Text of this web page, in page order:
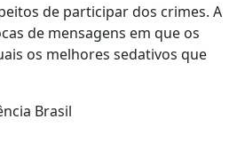
de participar dos crimes. A
de mensagens em que os
os melhores sedativos que
Brasil